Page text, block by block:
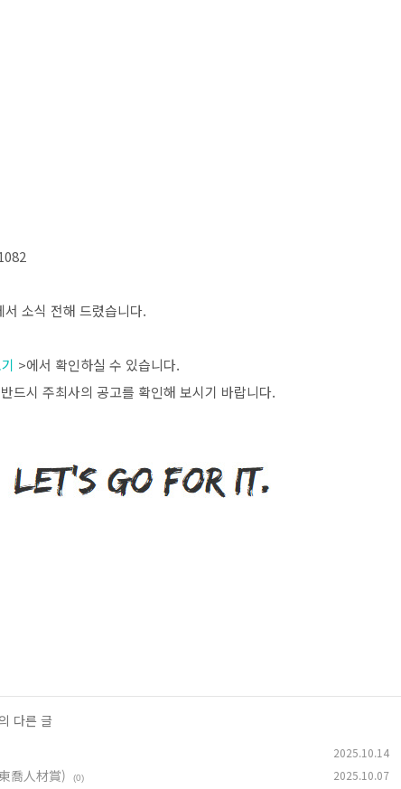
서 소식 전해 드렸습니다.
>에서 확인하실 수 있습니다.
반드시 주최사의 공고를 확인해 보시기 바랍니다.
다른 글
2025.10.14
喬人材賞) (0) 2025.10.07